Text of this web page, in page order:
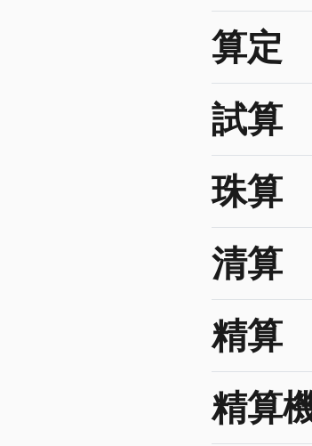
算定
試算
珠算
清算
精算
精算